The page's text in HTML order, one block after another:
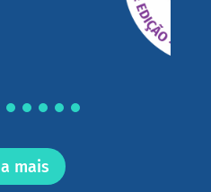
mais